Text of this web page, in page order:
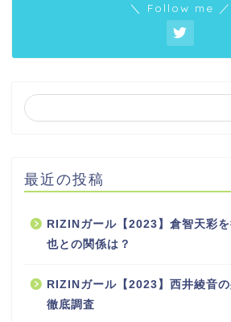
＼ Follow me ／
最近の投稿
RIZINガール【2023】倉智天彩
也との関係は？
RIZINガール【2023】西井綾音
徹底調査